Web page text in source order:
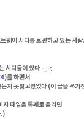
웨어 시디를 보관하고 있는 사
시디들이 있다 -_-;
)를 하면서
못찾고있었다 (이 글을 쓰기
파일을 통째로 올리면
.)